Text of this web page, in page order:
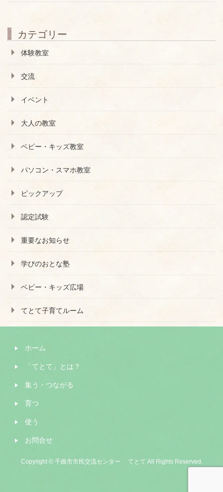
カテゴリー
体験教室
交流
イベント
大人の教室
ベビー・キッズ教室
パソコン・スマホ教室
ピックアップ
認定試験
重要なお知らせ
学びのおとな塾
ベビー・キッズ広場
てとて子育てルーム
ホーム
「てとて」とは？
集う・つながる
育つ
使う
お問合せ
Copyright © 千曲市市民交流センター てとて All Rights Reserved.